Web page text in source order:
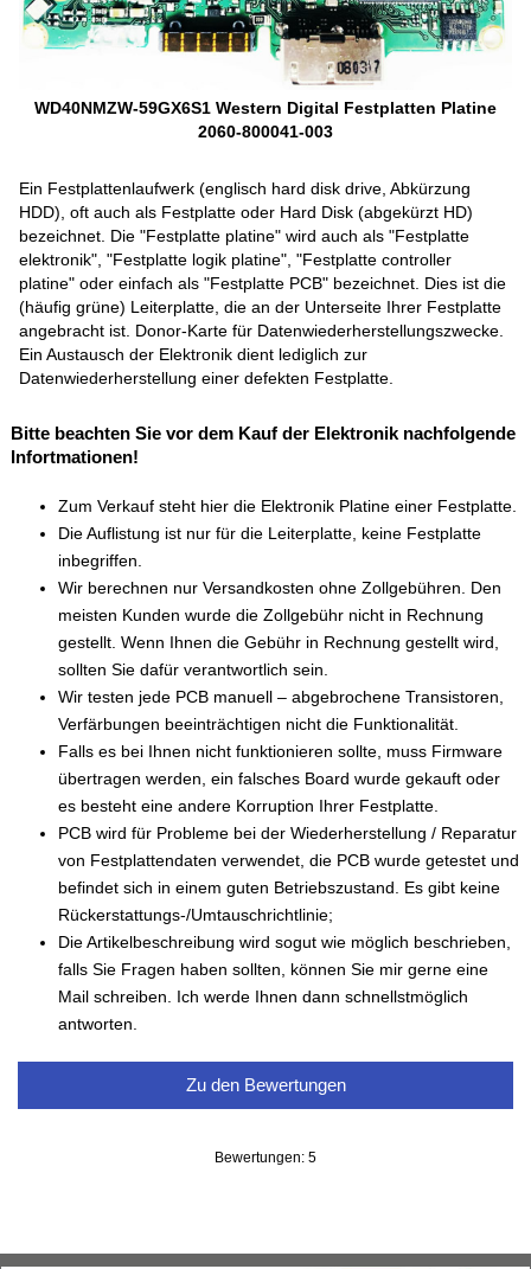
WD40NMZW-59GX6S1 Western Digital Festplatten Platine
2060-800041-003
Ein Festplattenlaufwerk (englisch hard disk drive, Abkürzung
HDD), oft auch als Festplatte oder Hard Disk (abgekürzt HD)
bezeichnet. Die "Festplatte platine" wird auch als "Festplatte
elektronik", "Festplatte logik platine", "Festplatte controller
platine" oder einfach als "Festplatte PCB" bezeichnet. Dies ist die
(häufig grüne) Leiterplatte, die an der Unterseite Ihrer Festplatte
angebracht ist. Donor-Karte für Datenwiederherstellungszwecke.
Ein Austausch der Elektronik dient lediglich zur
Datenwiederherstellung einer defekten Festplatte.
Bitte beachten Sie vor dem Kauf der Elektronik nachfolgende
Infortmationen!
Zum Verkauf steht hier die Elektronik Platine einer Festplatte.
Die Auflistung ist nur für die Leiterplatte, keine Festplatte
inbegriffen.
Wir berechnen nur Versandkosten ohne Zollgebühren. Den
meisten Kunden wurde die Zollgebühr nicht in Rechnung
gestellt. Wenn Ihnen die Gebühr in Rechnung gestellt wird,
sollten Sie dafür verantwortlich sein.
Wir testen jede PCB manuell – abgebrochene Transistoren,
Verfärbungen beeinträchtigen nicht die Funktionalität.
Falls es bei Ihnen nicht funktionieren sollte, muss Firmware
übertragen werden, ein falsches Board wurde gekauft oder
es besteht eine andere Korruption Ihrer Festplatte.
PCB wird für Probleme bei der Wiederherstellung / Reparatur
von Festplattendaten verwendet, die PCB wurde getestet und
befindet sich in einem guten Betriebszustand. Es gibt keine
Rückerstattungs-/Umtauschrichtlinie;
Die Artikelbeschreibung wird sogut wie möglich beschrieben,
falls Sie Fragen haben sollten, können Sie mir gerne eine
Mail schreiben. Ich werde Ihnen dann schnellstmöglich
antworten.
Zu den Bewertungen
Bewertungen: 5